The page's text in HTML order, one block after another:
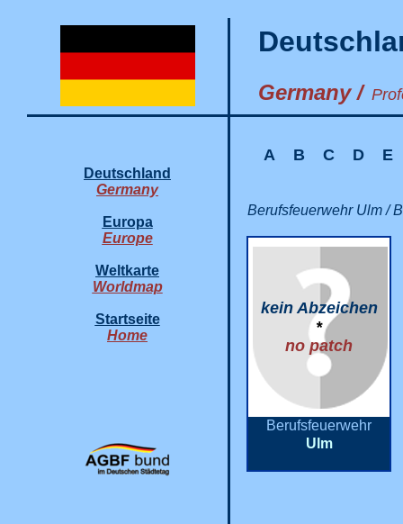
Germany /
Deutschland
Germany
Europa
Europe
Weltkarte
Worldmap
Startseite
Home
A B C D E
Berufsfeuerwehr Ulm /
kein Abzeichen
*
no patch
Berufsfeuerwehr
Ulm